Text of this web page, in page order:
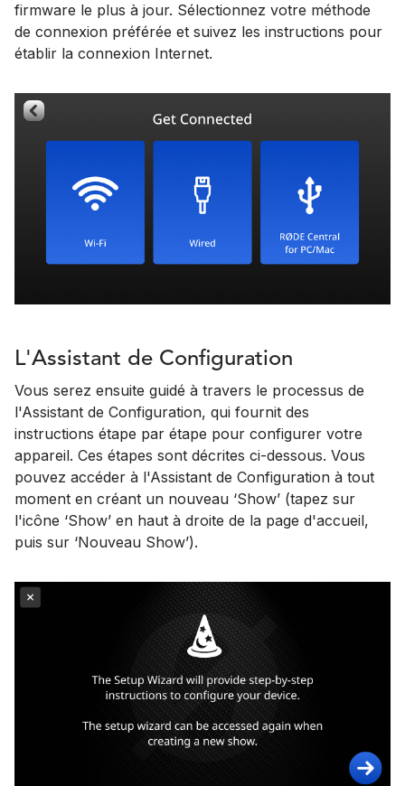
firmware le plus à jour. Sélectionnez votre méthode
de connexion préférée et suivez les instructions pour
établir la connexion Internet.
L'Assistant de Configuration
Vous serez ensuite guidé à travers le processus de
l'Assistant de Configuration, qui fournit des
instructions étape par étape pour configurer votre
appareil. Ces étapes sont décrites ci-dessous. Vous
pouvez accéder à l'Assistant de Configuration à tout
moment en créant un nouveau ‘Show’ (tapez sur
l'icône ‘Show’ en haut à droite de la page d'accueil,
puis sur ‘Nouveau Show’).